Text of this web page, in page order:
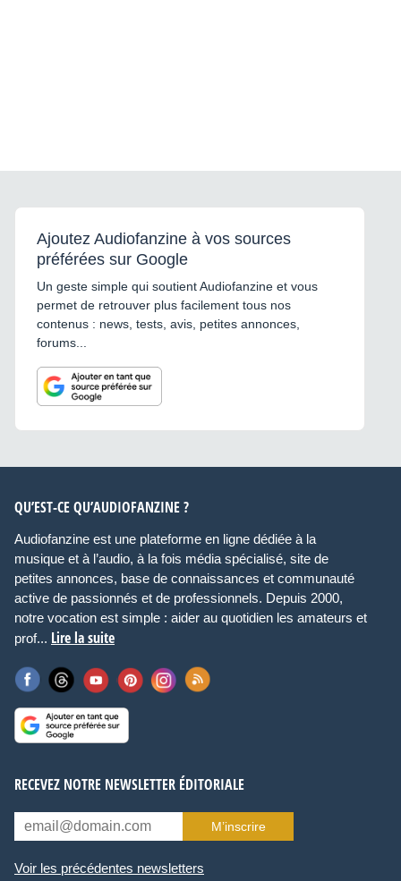
Ajoutez Audiofanzine à vos sources
préférées sur Google
Un geste simple qui soutient Audiofanzine et vous
permet de retrouver plus facilement tous nos
contenus : news, tests, avis, petites annonces,
forums...
QU’EST-CE QU’AUDIOFANZINE ?
Audiofanzine est une plateforme en ligne dédiée à la
musique et à l’audio, à la fois média spécialisé, site de
petites annonces, base de connaissances et communauté
active de passionnés et de professionnels. Depuis 2000,
notre vocation est simple : aider au quotidien les amateurs et
prof... Lire la suite
RECEVEZ NOTRE NEWSLETTER ÉDITORIALE
M’inscrire
Voir les précédentes newsletters